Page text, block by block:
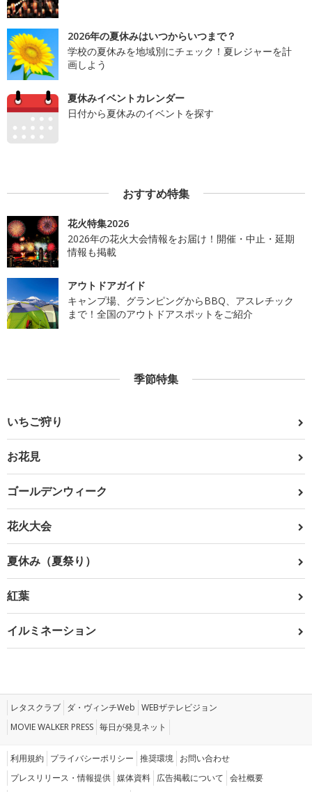
2026年の夏休みはいつからいつまで？
学校の夏休みを地域別にチェック！夏レジャーを計
画しよう
夏休みイベントカレンダー
日付から夏休みのイベントを探す
おすすめ特集
花火特集2026
2026年の花火大会情報をお届け！開催・中止・延期
情報も掲載
アウトドアガイド
キャンプ場、グランピングからBBQ、アスレチック
まで！全国のアウトドアスポットをご紹介
季節特集
いちご狩り
お花見
ゴールデンウィーク
花火大会
夏休み（夏祭り）
紅葉
イルミネーション
レタスクラブ ダ・ヴィンチWeb WEBザテレビジョン
MOVIE WALKER PRESS 毎日が発見ネット
利用規約 プライバシーポリシー 推奨環境 お問い合わせ
プレスリリース・情報提供 媒体資料 広告掲載について 会社概要